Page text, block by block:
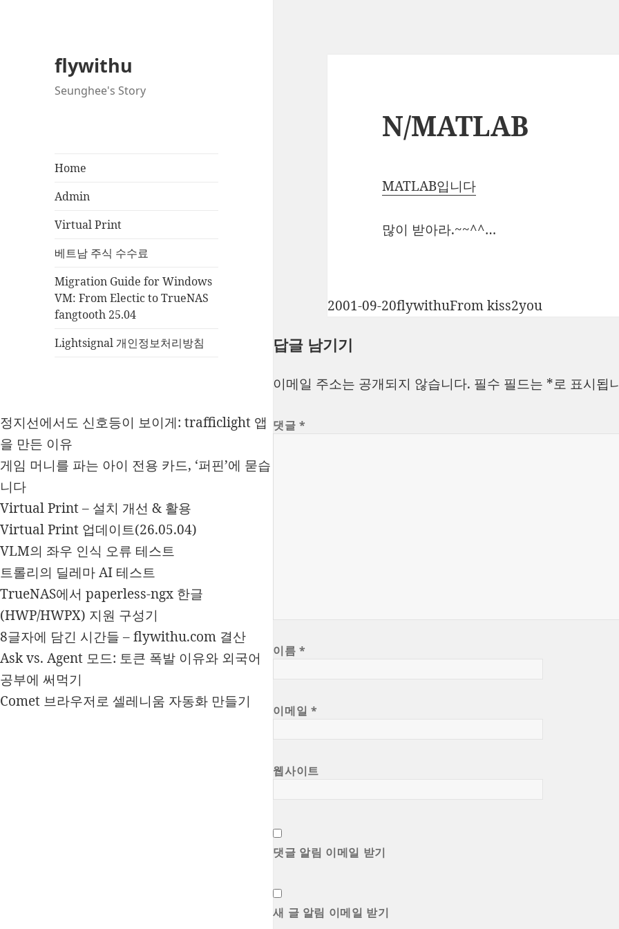
flywithu
Seunghee's Story
Home
Admin
Virtual Print
베트남 주식 수수료
Migration Guide for Windows
VM: From Electic to TrueNAS
fangtooth 25.04
Lightsignal 개인정보처리방침
정지선에서도 신호등이 보이게: trafficlight 앱
을 만든 이유
게임 머니를 파는 아이 전용 카드, ‘퍼핀’에 묻습
니다
Virtual Print – 설치 개선 & 활용
Virtual Print 업데이트(26.05.04)
VLM의 좌우 인식 오류 테스트
트롤리의 딜레마 AI 테스트
TrueNAS에서 paperless-ngx 한글
(HWP/HWPX) 지원 구성기
8글자에 담긴 시간들 – flywithu.com 결산
Ask vs. Agent 모드: 토큰 폭발 이유와 외국어
공부에 써먹기
Comet 브라우저로 셀레니움 자동화 만들기
N/MATLAB
MATLAB입니다
많이 받아라.~~^^…
작
일
2001-09-20글
flywithu카
From kiss2you
답글 남기기
이메일 주소는 공개되지 않습니다. 필수 필드는 *로 표시됩
댓글*
이름*
이메일 *
웹사이트
댓글 알림 이메일 받기
새 글 알림 이메일 받기